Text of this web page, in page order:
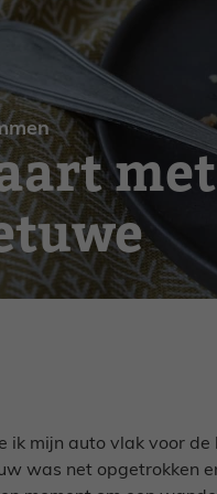
met
ik mijn auto vlak voor
was net opgetrokken